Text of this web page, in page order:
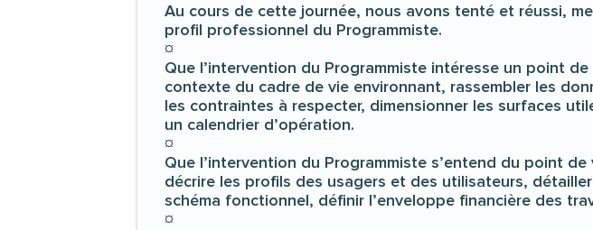
Au cours de cette journée, nous avons tenté et réussi,
profil professionnel du Programmiste.
¤
Que l’intervention du Programmiste intéresse un point
contexte du cadre de vie environnant, rassembler les
les contraintes à respecter, dimensionner les surfaces
un calendrier d’opération.
¤
Que l’intervention du Programmiste s’entend du point
décrire les profils des usagers et des utilisateurs,
schéma fonctionnel, définir l’enveloppe financière des
¤